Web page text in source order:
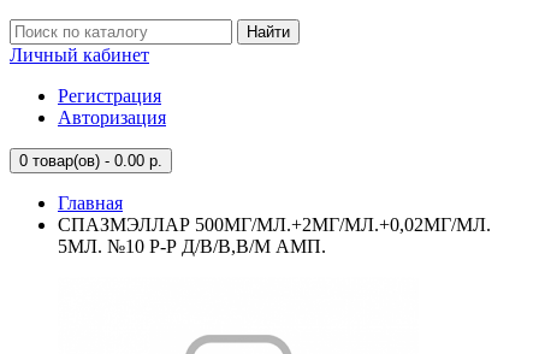
Найти
Личный кабинет
Регистрация
Авторизация
0 товар(ов) - 0.00 р.
Главная
СПАЗМЭЛЛАР 500МГ/МЛ.+2МГ/МЛ.+0,02МГ/МЛ.
5МЛ. №10 Р-Р Д/В/В,В/М АМП.